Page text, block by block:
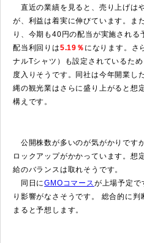
直近の業績を見ると、売り上げは
が、利益は着実に伸びています。ま
り、今期も40円の配当が実施される
配当利回りは5.19％ になります。さ
ナルTシャツ）も設定されているた
度入りそうです。同社は今年開業し
縄の観光業はさらに盛り上がると想
構えです。
公開株数が多いのが気がかりです
ロックアップがかかっています。想
給のバランスは取れそうです。
同日にGMOコマース が上場予定で
り影響がなさそうです。 総合的に
まると予想します。